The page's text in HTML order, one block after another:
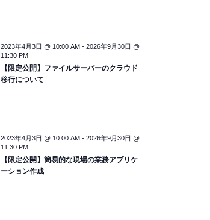
2023年4月3日 @ 10:00 AM -2026年9月30日 @
11:30 PM
【限定公開】ファイルサーバーのクラウド
移行について
2023年4月3日 @ 10:00 AM -2026年9月30日 @
11:30 PM
【限定公開】簡易的な現場の業務アプリケ
ーション作成